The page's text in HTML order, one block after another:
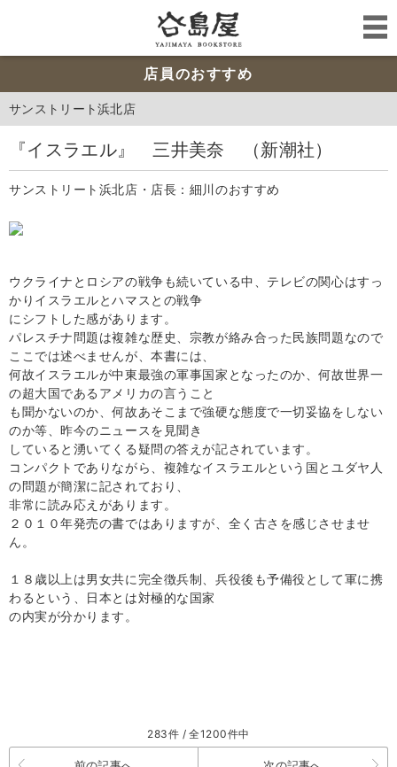
店員のおすすめ
サンストリート浜北店
『イスラエル』 三井美奈 （新潮社）
サンストリート浜北店・店長：細川のおすすめ
ウクライナとロシアの戦争も続いている中、テレビの関心はすっ
かりイスラエルとハマスとの戦争
にシフトした感があります。
パレスチナ問題は複雑な歴史、宗教が絡み合った民族問題なので
ここでは述べませんが、本書には、
何故イスラエルが中東最強の軍事国家となったのか、何故世界一
の超大国であるアメリカの言うこと
も聞かないのか、何故あそこまで強硬な態度で一切妥協をしない
のか等、昨今のニュースを見聞き
していると湧いてくる疑問の答えが記されています。
コンパクトでありながら、複雑なイスラエルという国とユダヤ人
の問題が簡潔に記されており、
非常に読み応えがあります。
２０１０年発売の書ではありますが、全く古さを感じさせませ
ん。
１８歳以上は男女共に完全徴兵制、兵役後も予備役として軍に携
わるという、日本とは対極的な国家
の内実が分かります。
283件 / 全1200件中